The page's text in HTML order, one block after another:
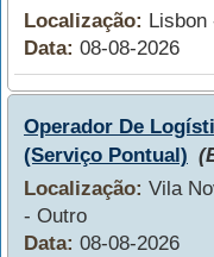
Localização: Lisbon
Data: 08-08-2026
Operador De
(Serviço Pontual)
Localização: Vila
- Outro
Data: 08-08-2026